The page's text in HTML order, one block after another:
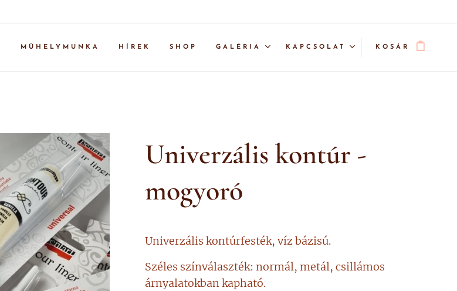
MŰHELYMUNKA HÍREK SHOP GALÉRIA KAPCSOLAT KOSÁR
Univerzális kontúr -
mogyoró
Univerzális kontúrfesték, víz bázisú.
Széles színválaszték: normál, metál, csillámos
árnyalatokban kapható.